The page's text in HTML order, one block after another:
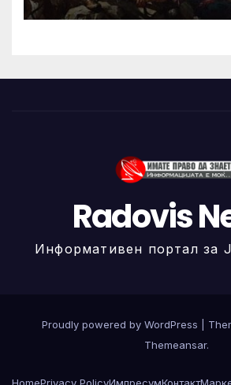
Radovis
Информативен портал за
Proudly powered by WordPress
Themeansar.